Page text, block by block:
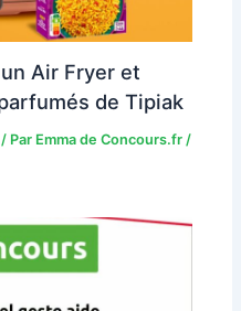
Air Fryer et
de Tipiak
/ Par Emma de Concours.fr/